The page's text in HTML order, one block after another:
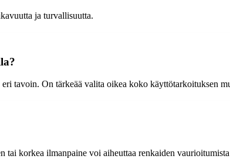
ja turvallisuutta.
tavoin. On tärkeää valita oikea koko käyttötarkoituksen
korkea ilmanpaine voi aiheuttaa renkaiden